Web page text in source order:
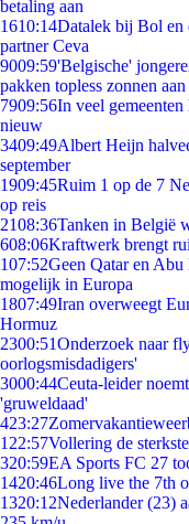
betaling aan
1610:14Datalek bij Bol en
partner Ceva
9009:59'Belgische'
pakken topless zonnen aan
7909:56In veel
nieuw
3409:49Albert Heijn
september
1909:45Ruim 1 op de 7
op reis
2108:36Tanken in België
608:06Kraftwerk brengt
107:52Geen Qatar en
mogelijk in Europa
1807:49Iran overweegt
Hormuz
2300:51Onderzoek naar
oorlogsmisdadigers'
3000:44Ceuta-leider
'gruweldaad'
423:27
1 22:57Vollering de
320:59EA Sports FC 27
1420:46Long live the 7th
1320:12Nederlander (23)